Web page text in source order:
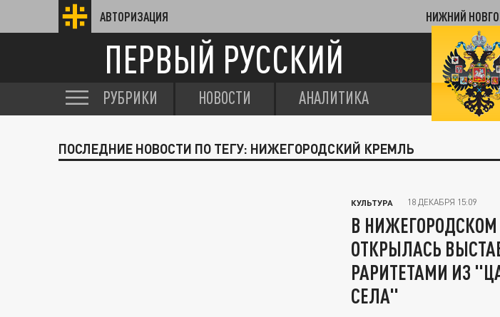
АВТОРИЗАЦИЯ НИЖНИЙ
ПЕРВЫЙ РУССКИЙ
РУБРИКИ НОВОСТИ АНАЛИТИКА
ПОСЛЕДНИЕ НОВОСТИ ПО ТЕГУ: НИЖЕГОРОДСКИЙ КРЕМЛЬ
КУЛЬТУРА 18 ДЕКАБРЯ 15:09
В
ОТКРЫЛАСЬ
РАРИТЕТАМИ ИЗ
СЕЛА"